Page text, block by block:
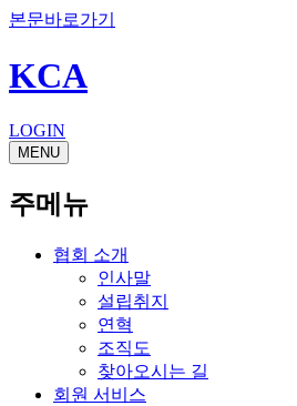
본문바로가기
KCA
LOGIN
MENU
주메뉴
협회 소개
인사말
설립취지
연혁
조직도
찾아오시는 길
회원 서비스